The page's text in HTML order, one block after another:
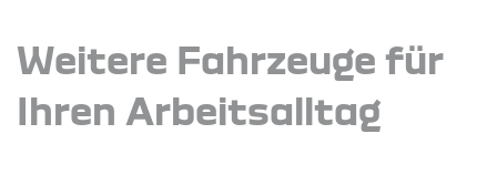
Weitere Fahrzeuge für
Ihren Arbeitsalltag